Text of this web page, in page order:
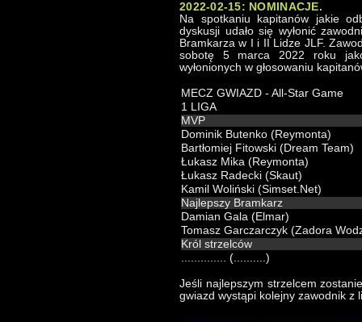
2022-02-15: NOMINACJE.
Na spotkaniu kapitanów jakie
dyskusji udało się wyłonić
Bramkarza w I i II Lidze JLF.
sobotę 5 marca 2022 roku
wyłonionych w głosowaniu
MECZ GWIAZD - All-Star Game
1 LIGA
MVP
Dominik Butenko (Reymonta)
Bartłomiej Fitowski (Dream Team)
Łukasz Mika (Reymonta)
Łukasz Radecki (Skaut)
Kamil Woliński (Simset.Net)
Najlepszy Bramkarz
Damian Gala (Elmar)
Tomasz Garczarczyk (Zadora
Król strzelców
.............. (..........)
Jeśli najlepszym strzelcem
gwiazd wystąpi kolejny zawodnik z